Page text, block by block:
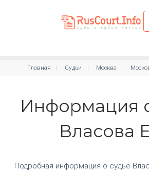
Главная Судьи Москва
Информация
Власова
Подробная информация о судье